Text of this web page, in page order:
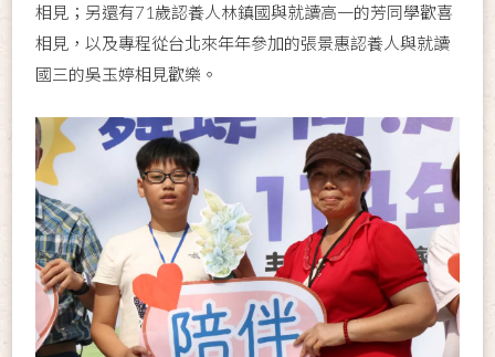
相見；另還有71歲認養人林鎮國與就讀高一的芳同學歡喜
相見，以及專程從台北來年年參加的張景惠認養人與就讀
國三的吳玉婷相見歡樂。